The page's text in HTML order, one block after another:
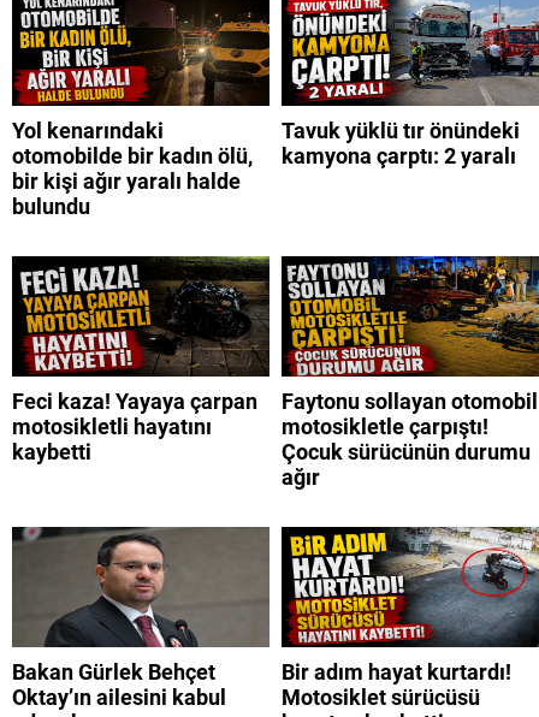
Yol kenarındaki
otomobilde bir kadın ölü,
bir kişi ağır yaralı halde
bulundu
Tavuk yüklü tır önündeki
kamyona çarptı: 2 yaralı
Feci kaza! Yayaya çarpan
motosikletli hayatını
kaybetti
Faytonu sollayan otomobil
motosikletle çarpıştı!
Çocuk sürücünün durumu
ağır
Bakan Gürlek Behçet
Oktay’ın ailesini kabul
Bir adım hayat kurtardı!
Motosiklet sürücüsü